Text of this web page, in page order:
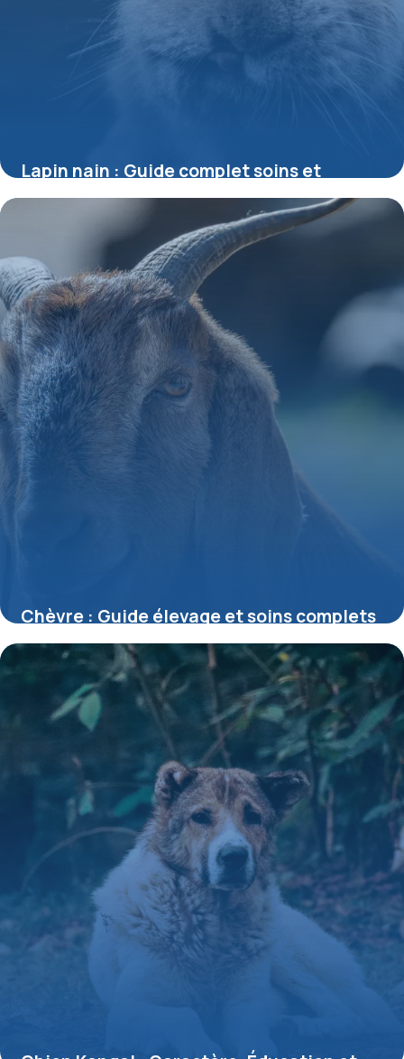
Lapin nain : Guide complet soins et
habitat
Chèvre : Guide élevage et soins complets
24 mai 2026